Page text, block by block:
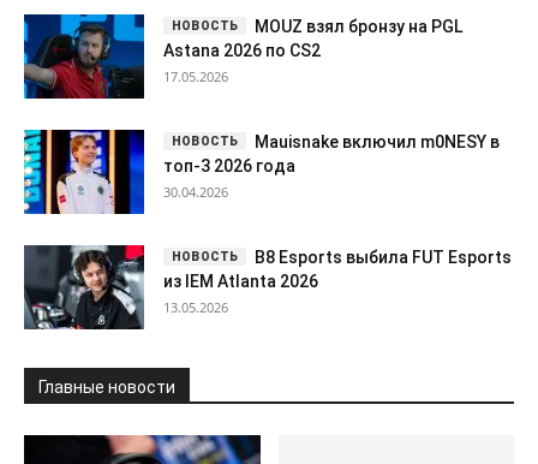
MOUZ взял бронзу на PGL
Astana 2026 по CS2
17.05.2026
Mauisnake включил m0NESY в
топ-3 2026 года
30.04.2026
B8 Esports выбила FUT Esports
из IEM Atlanta 2026
13.05.2026
Главные новости